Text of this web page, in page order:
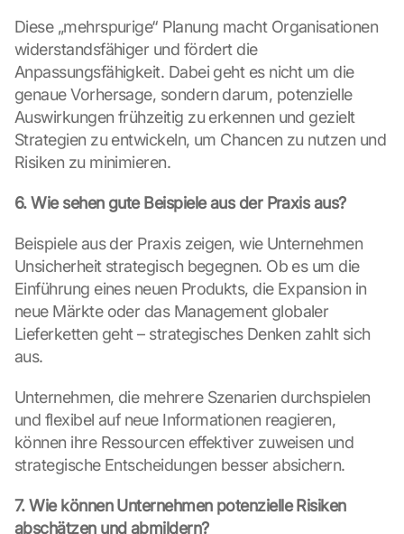
Diese „mehrspurige“ Planung macht Organisationen
widerstandsfähiger und fördert die
Anpassungsfähigkeit. Dabei geht es nicht um die
genaue Vorhersage, sondern darum, potenzielle
Auswirkungen frühzeitig zu erkennen und gezielt
Strategien zu entwickeln, um Chancen zu nutzen und
Risiken zu minimieren.
6. Wie sehen gute Beispiele aus der Praxis aus?
Beispiele aus der Praxis zeigen, wie Unternehmen
Unsicherheit strategisch begegnen. Ob es um die
Einführung eines neuen Produkts, die Expansion in
neue Märkte oder das Management globaler
Lieferketten geht – strategisches Denken zahlt sich
aus.
Unternehmen, die mehrere Szenarien durchspielen
und flexibel auf neue Informationen reagieren,
können ihre Ressourcen effektiver zuweisen und
strategische Entscheidungen besser absichern.
7. Wie können Unternehmen potenzielle Risiken
abschätzen und abmildern?
S
c
h
u
t
z
s
c
i
m
t
i
m
m
e
d
e
L
a